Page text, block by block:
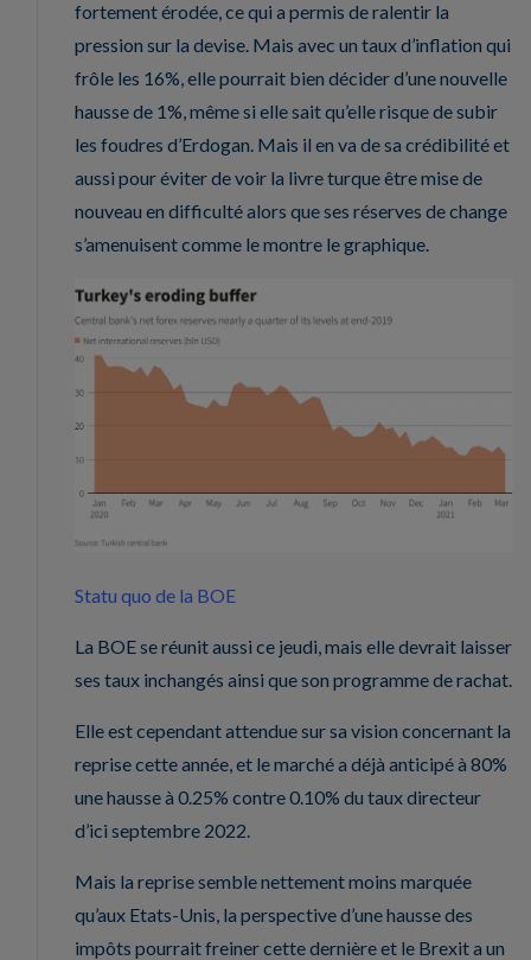
fortement érodée, ce qui a permis de ralentir la
pression sur la devise. Mais avec un taux d’inflation qui
frôle les 16%, elle pourrait bien décider d’une nouvelle
hausse de 1%, même si elle sait qu’elle risque de subir
les foudres d’Erdogan. Mais il en va de sa crédibilité et
aussi pour éviter de voir la livre turque être mise de
nouveau en difficulté alors que ses réserves de change
s’amenuisent comme le montre le graphique.
Statu quo de la BOE
La BOE se réunit aussi ce jeudi, mais elle devrait laisser
ses taux inchangés ainsi que son programme de rachat.
Elle est cependant attendue sur sa vision concernant la
reprise cette année, et le marché a déjà anticipé à 80%
une hausse à 0.25% contre 0.10% du taux directeur
d’ici septembre 2022.
Mais la reprise semble nettement moins marquée
qu’aux Etats-Unis, la perspective d’une hausse des
impôts pourrait freiner cette dernière et le Brexit a un